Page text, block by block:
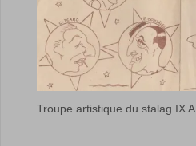
Troupe artistique du stalag IX A